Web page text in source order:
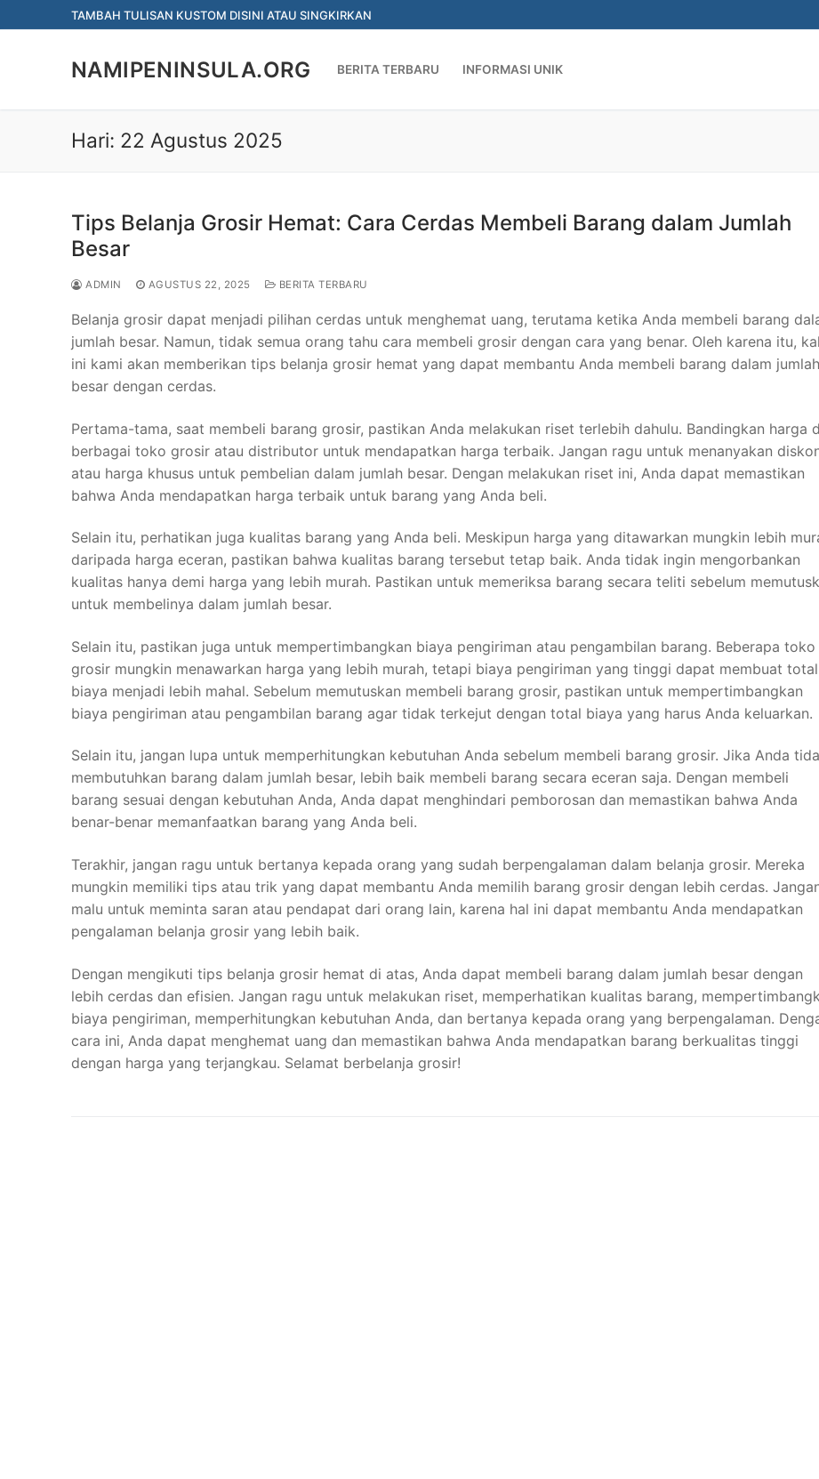
ke
TAMBAH TULISAN KUSTOM DISINI ATAU SINGKIRKAN
NAMIPENINSULA.ORG BERITA TERBARU INFORMASI UNIK
Hari: 22 Agustus 2025
Tips Belanja Grosir Hemat: Cara Cerdas Membeli Barang dalam Jumlah
Besar
ADMIN AGUSTUS 22, 2025 BERITA TERBARU
Belanja grosir dapat menjadi pilihan cerdas untuk menghemat uang, terutama ketika Anda membeli barang
jumlah besar. Namun, tidak semua orang tahu cara membeli grosir dengan cara yang benar. Oleh karena itu,
ini kami akan memberikan tips belanja grosir hemat yang dapat membantu Anda membeli barang dalam jumlah
besar dengan cerdas.
Pertama-tama, saat membeli barang grosir, pastikan Anda melakukan riset terlebih dahulu. Bandingkan harga
berbagai toko grosir atau distributor untuk mendapatkan harga terbaik. Jangan ragu untuk menanyakan
atau harga khusus untuk pembelian dalam jumlah besar. Dengan melakukan riset ini, Anda dapat memastikan
bahwa Anda mendapatkan harga terbaik untuk barang yang Anda beli.
Selain itu, perhatikan juga kualitas barang yang Anda beli. Meskipun harga yang ditawarkan mungkin lebih
daripada harga eceran, pastikan bahwa kualitas barang tersebut tetap baik. Anda tidak ingin mengorbankan
kualitas hanya demi harga yang lebih murah. Pastikan untuk memeriksa barang secara teliti sebelum
untuk membelinya dalam jumlah besar.
Selain itu, pastikan juga untuk mempertimbangkan biaya pengiriman atau pengambilan barang. Beberapa toko
grosir mungkin menawarkan harga yang lebih murah, tetapi biaya pengiriman yang tinggi dapat membuat total
biaya menjadi lebih mahal. Sebelum memutuskan membeli barang grosir, pastikan untuk mempertimbangkan
biaya pengiriman atau pengambilan barang agar tidak terkejut dengan total biaya yang harus Anda keluarkan.
Selain itu, jangan lupa untuk memperhitungkan kebutuhan Anda sebelum membeli barang grosir. Jika Anda
membutuhkan barang dalam jumlah besar, lebih baik membeli barang secara eceran saja. Dengan membeli
barang sesuai dengan kebutuhan Anda, Anda dapat menghindari pemborosan dan memastikan bahwa Anda
benar-benar memanfaatkan barang yang Anda beli.
Terakhir, jangan ragu untuk bertanya kepada orang yang sudah berpengalaman dalam belanja grosir. Mereka
mungkin memiliki tips atau trik yang dapat membantu Anda memilih barang grosir dengan lebih cerdas.
malu untuk meminta saran atau pendapat dari orang lain, karena hal ini dapat membantu Anda mendapatkan
pengalaman belanja grosir yang lebih baik.
Dengan mengikuti tips belanja grosir hemat di atas, Anda dapat membeli barang dalam jumlah besar dengan
lebih cerdas dan efisien. Jangan ragu untuk melakukan riset, memperhatikan kualitas barang,
biaya pengiriman, memperhitungkan kebutuhan Anda, dan bertanya kepada orang yang berpengalaman.
cara ini, Anda dapat menghemat uang dan memastikan bahwa Anda mendapatkan barang berkualitas tinggi
dengan harga yang terjangkau. Selamat berbelanja grosir!